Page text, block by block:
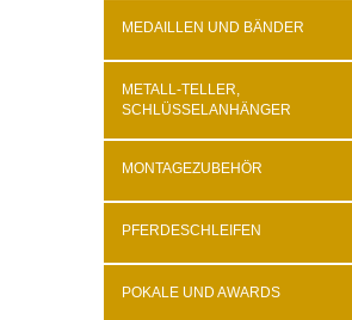
MEDAILLEN UND BÄNDER
METALL-TELLER,
SCHLÜSSELANHÄNGER
MONTAGEZUBEHÖR
PFERDESCHLEIFEN
POKALE UND AWARDS